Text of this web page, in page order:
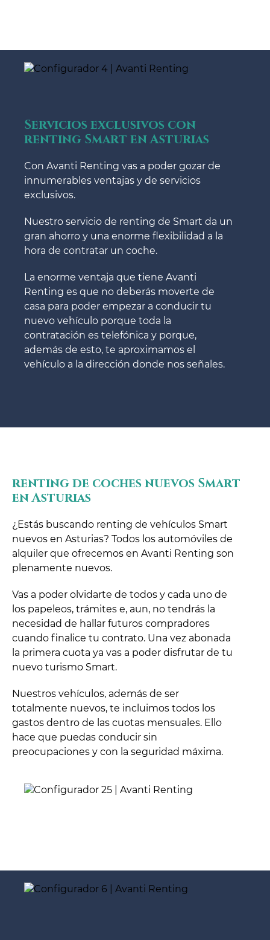
Servicios exclusivos con
renting Smart en Asturias
Con Avanti Renting vas a poder gozar de
innumerables ventajas y de servicios
exclusivos.
Nuestro servicio de renting de Smart da un
gran ahorro y una enorme flexibilidad a la
hora de contratar un coche.
La enorme ventaja que tiene Avanti
Renting es que no deberás moverte de
casa para poder empezar a conducir tu
nuevo vehículo porque toda la
contratación es telefónica y porque,
además de esto, te aproximamos el
vehículo a la dirección donde nos señales.
renting de coches nuevos Smart
en Asturias
¿Estás buscando renting de vehículos Smart
nuevos en Asturias? Todos los automóviles de
alquiler que ofrecemos en Avanti Renting son
plenamente nuevos.
Vas a poder olvidarte de todos y cada uno de
los papeleos, trámites e, aun, no tendrás la
necesidad de hallar futuros compradores
cuando finalice tu contrato. Una vez abonada
la primera cuota ya vas a poder disfrutar de tu
nuevo turismo Smart.
Nuestros vehículos, además de ser
totalmente nuevos, te incluimos todos los
gastos dentro de las cuotas mensuales. Ello
hace que puedas conducir sin
preocupaciones y con la seguridad máxima.